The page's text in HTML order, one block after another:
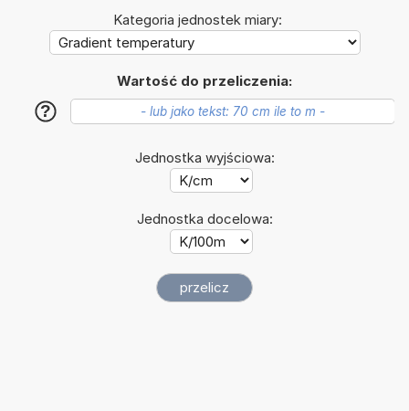
Kategoria jednostek miary:
Wartość do przeliczenia:
?
Jednostka wyjściowa:
Jednostka docelowa: